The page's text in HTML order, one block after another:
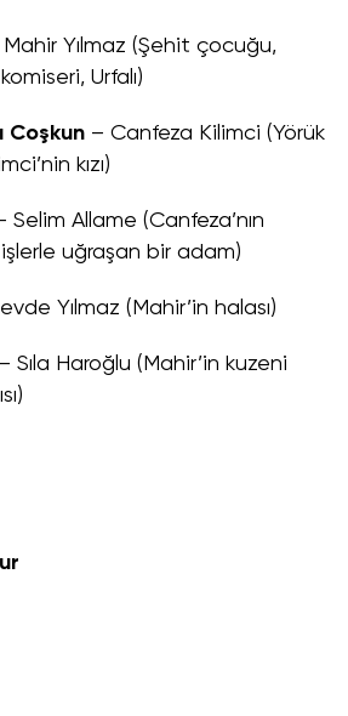
Yılmaz (Şehit çocuğu,
Urfalı)
Coşkun – Canfeza Kilimci (Yörük
kızı)
Selim Allame (Canfeza’nın
işlerle uğraşan bir adam)
Yılmaz (Mahir’in halası)
– Sıla Haroğlu (Mahir’in kuzeni